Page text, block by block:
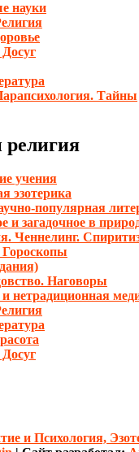
науки
Тайны
религия
учения
эзотерика
популярная
и загадочное в
Ченнелинг.
Наговоры
нетрадиционная
и Психология,